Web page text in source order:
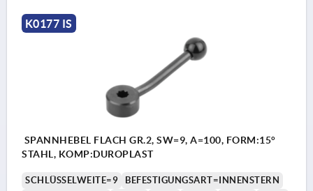
K0177 IS
SPANNHEBEL FLACH GR.2, SW=9, A=100, FORM:15°
STAHL, KOMP:DUROPLAST
SCHLÜSSELWEITE=9
BEFESTIGUNGSART=INNENSTERN